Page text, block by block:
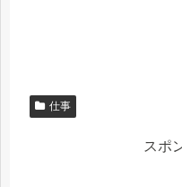
仕事
スポ